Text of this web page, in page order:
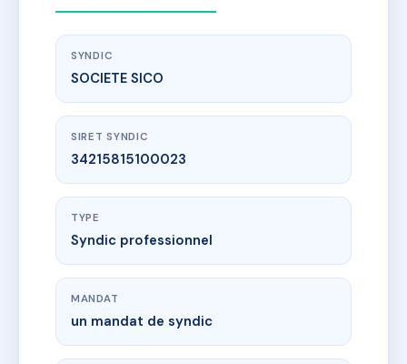
SYNDIC
SOCIETE SICO
SIRET SYNDIC
34215815100023
TYPE
Syndic professionnel
MANDAT
un mandat de syndic